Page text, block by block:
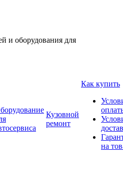
и оборудования для
Кузовной
ремонт
Как купить
на